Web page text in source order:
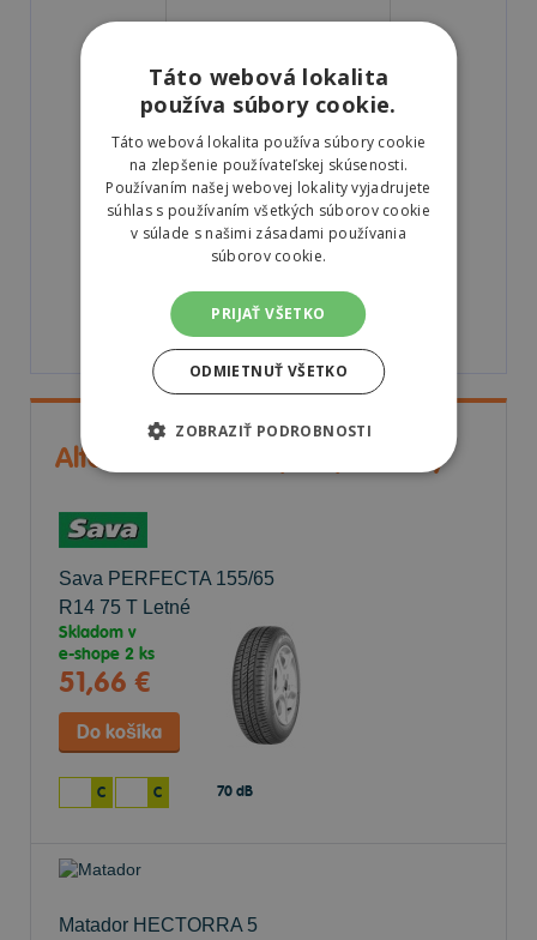
D D
A B C
Jak číst štítok
Alternatívne dostupné produkty
Sava PERFECTA 155/65
R14 75 T Letné
Skladom v
e-shope 2 ks
51,66 €
C C 70 dB
Matador HECTORRA 5
Táto webová lokalita
používa súbory cookie.
Táto webová lokalita používa súbory cookie
na zlepšenie používateľskej skúsenosti.
Používaním našej webovej lokality vyjadrujete
súhlas s používaním všetkých súborov cookie
v súlade s našimi zásadami používania
súborov cookie.
PRIJAŤ VŠETKO
ODMIETNUŤ VŠETKO
ZOBRAZIŤ PODROBNOSTI